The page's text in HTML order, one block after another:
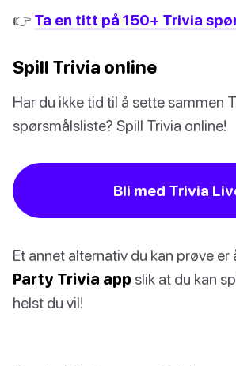
👉 Ta en titt på 150+ Trivia
Spill Trivia online
Har du ikke tid til å sette sammen
spørsmålsliste? Spill Trivia online!
Bli med Trivia
Et annet alternativ du kan prøve er
Party Trivia app slik at du kan
helst du vil!